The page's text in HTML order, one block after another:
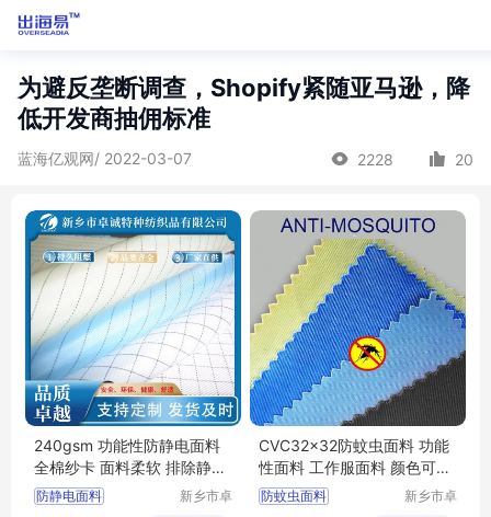
为避反垄断调查，Shopify紧随亚马逊，降
低开发商抽佣标准
蓝海亿观网/ 2022-03-07 2228 20
240gsm 功能性防静电面料
全棉纱卡 面料柔软 排除静电
离子危害
防静电面料
新乡市卓
CVC32x32防蚊虫面料 功能
性面料 工作服面料 颜色可定
制
防蚊虫面料
新乡市卓